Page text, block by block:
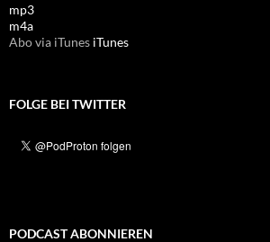
mp3
m4a
Abo via iTunes iTunes
FOLGE BEI TWITTER
PODCAST ABONNIEREN